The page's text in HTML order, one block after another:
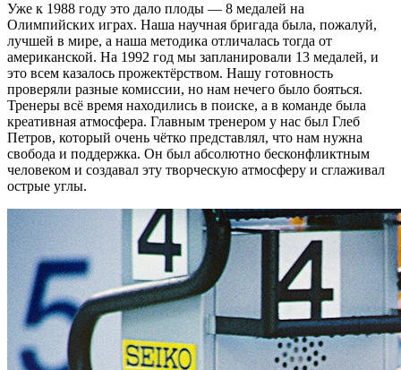
Уже к 1988 году это дало плоды — 8 медалей на
Олимпийских играх. Наша научная бригада была, пожалуй,
лучшей в мире, а наша методика отличалась тогда от
американской. На 1992 год мы запланировали 13 медалей, и
это всем казалось прожектёрством. Нашу готовность
проверяли разные комиссии, но нам нечего было бояться.
Тренеры всё время находились в поиске, а в команде была
креативная атмосфера. Главным тренером у нас был Глеб
Петров, который очень чётко представлял, что нам нужна
свобода и поддержка. Он был абсолютно бесконфликтным
человеком и создавал эту творческую атмосферу и сглаживал
острые углы.